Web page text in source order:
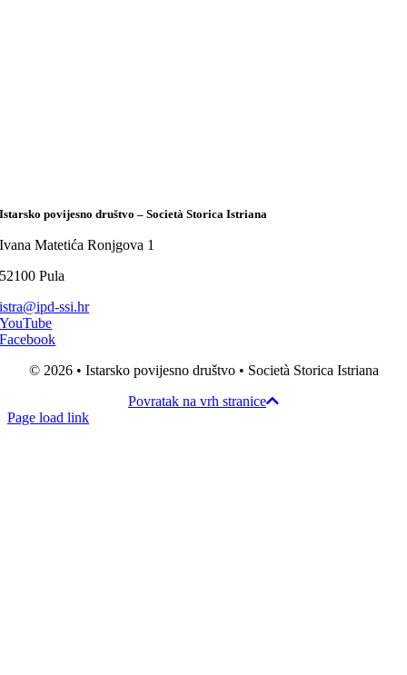
Istarsko povijesno društvo – Società Storica Istriana
Ivana Matetića Ronjgova 1
52100 Pula
istra@ipd-ssi.hr
YouTube
Facebook
© 2026 • Istarsko povijesno društvo • Società Storica Istriana
Povratak na vrh stranice
Page load link